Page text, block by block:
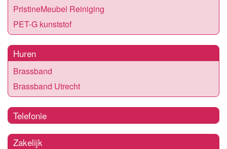
PristineMeubel Reiniging
PET-G kunststof
Huren
Brassband
Brassband Utrecht
Telefonie
Zakelijk